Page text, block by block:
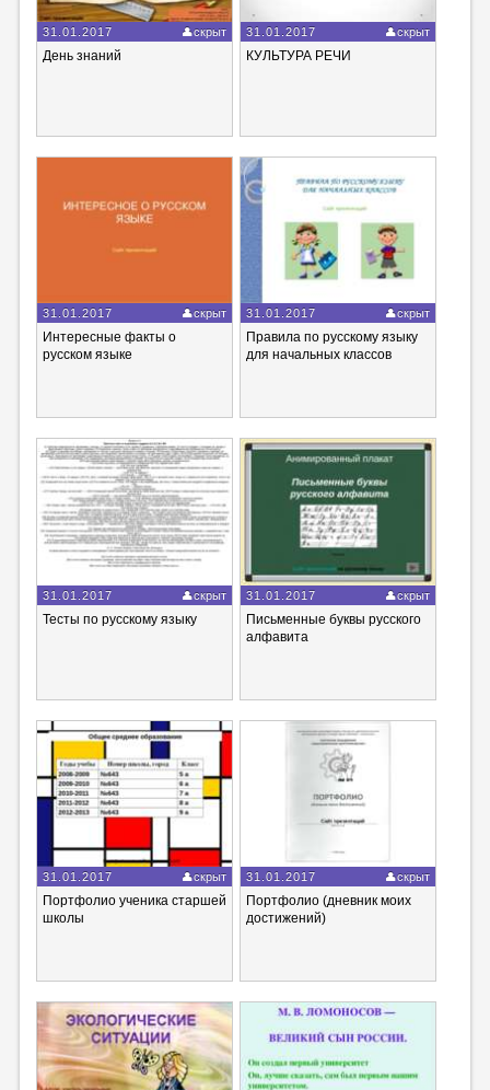
31.01.2017 скрыт
День знаний
31.01.2017 скрыт
КУЛЬТУРА РЕЧИ
31.01.2017 скрыт
Интересные факты о
русском языке
31.01.2017 скрыт
Правила по русскому языку
для начальных классов
31.01.2017 скрыт
Тесты по русскому языку
31.01.2017 скрыт
Письменные буквы русского
алфавита
31.01.2017 скрыт
Портфолио ученика старшей
школы
31.01.2017 скрыт
Портфолио (дневник моих
достижений)